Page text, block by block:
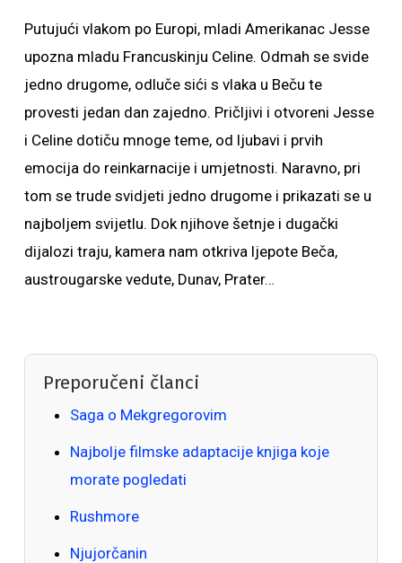
Putujući vlakom po Europi, mladi Amerikanac Jesse
upozna mladu Francuskinju Celine. Odmah se svide
jedno drugome, odluče sići s vlaka u Beču te
provesti jedan dan zajedno. Pričljivi i otvoreni Jesse
i Celine dotiču mnoge teme, od ljubavi i prvih
emocija do reinkarnacije i umjetnosti. Naravno, pri
tom se trude svidjeti jedno drugome i prikazati se u
najboljem svijetlu. Dok njihove šetnje i dugački
dijalozi traju, kamera nam otkriva ljepote Beča,
austrougarske vedute, Dunav, Prater…
Preporučeni članci
Saga o Mekgregorovim
Najbolje filmske adaptacije knjiga koje
morate pogledati
Rushmore
Njujorčanin